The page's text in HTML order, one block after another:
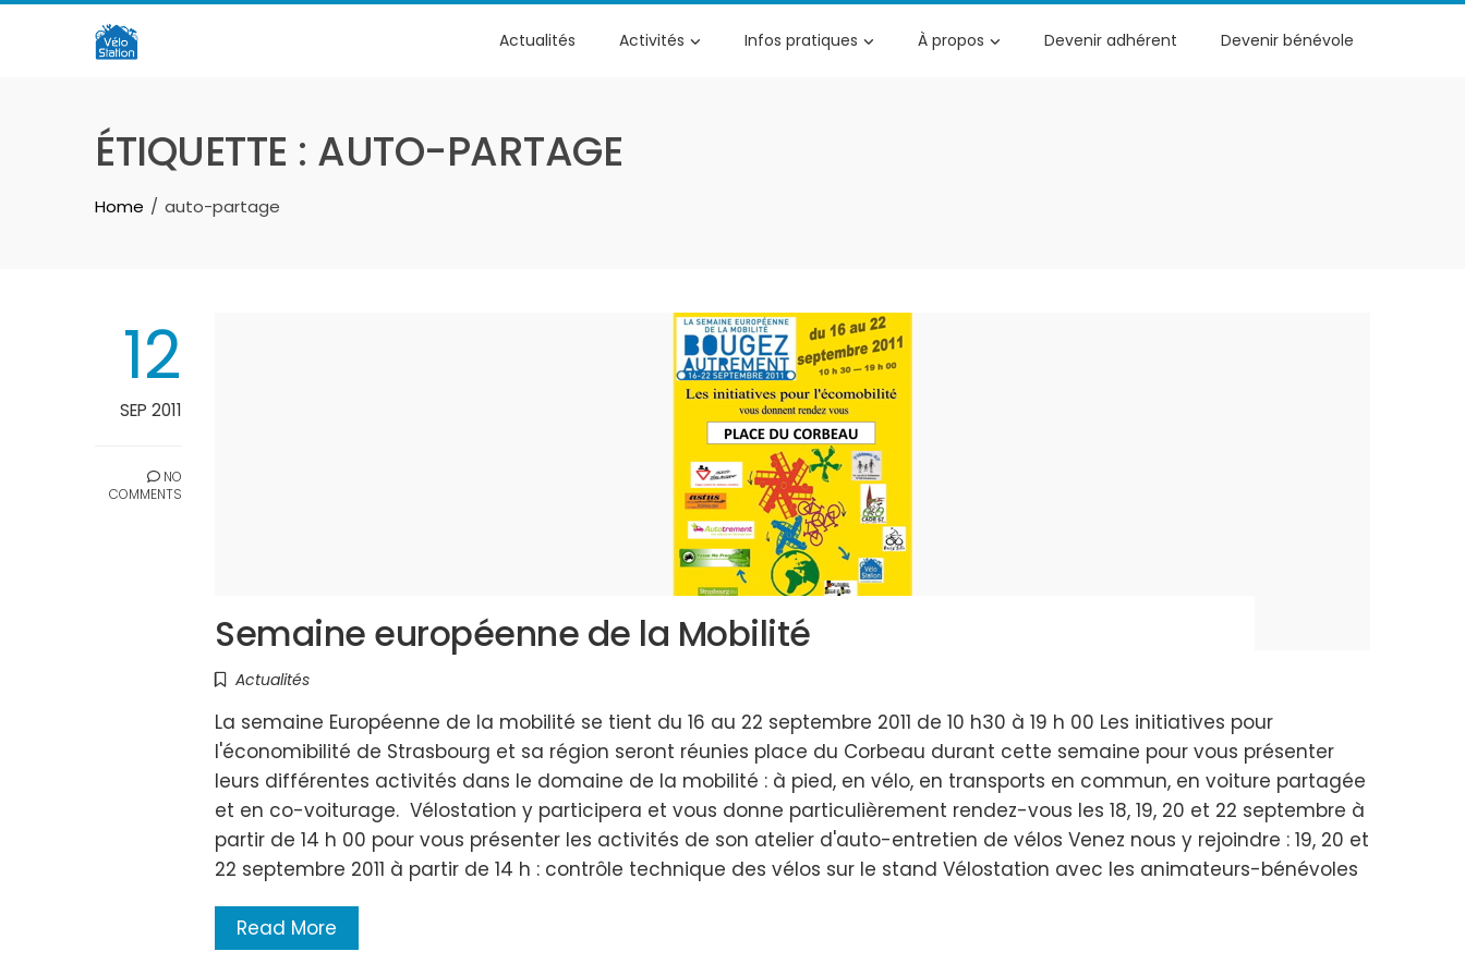
Skip
Actualités Activités Infos pratiques À propos Devenir adhérent Devenir bénévole
ÉTIQUETTE : AUTO-PARTAGE
Home auto-partage
12
SEP 2011
NO
COMMENTS
Semaine européenne de la Mobilité
Actualités
La semaine Européenne de la mobilité se tient du 16 au 22 septembre 2011 de 10 h30 à 19 h 00 Les initiatives pour
l'économibilité de Strasbourg et sa région seront réunies place du Corbeau durant cette semaine pour vous présenter
leurs différentes activités dans le domaine de la mobilité : à pied, en vélo, en transports en commun, en voiture partagée
et en co-voiturage. Vélostation y participera et vous donne particulièrement rendez-vous les 18, 19, 20 et 22 septembre à
partir de 14 h 00 pour vous présenter les activités de son atelier d'auto-entretien de vélos Venez nous y rejoindre : 19, 20 et
22 septembre 2011 à partir de 14 h : contrôle technique des vélos sur le stand Vélostation avec les animateurs-bénévoles
Read More